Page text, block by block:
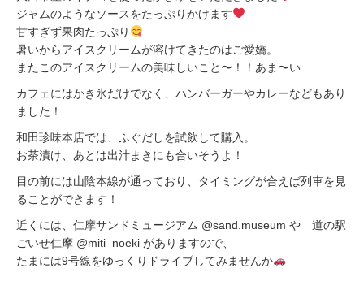
ジャムのようなソースをたっぷりかけます
甘すぎず果肉たっぷり
暑いからアイスクリームが溶けてきたのはご愛嬌。
またこのアイスクリームの美味しいこと〜！！あま〜い
カフェにはかき氷だけでなく、ハンバーガーやカレーなどもあり
ました！
和田珍味本店では、ふぐだしを試飲して購入。
お茶漬け、あとは出汁まきにも合いそうよ！
目の前には山陰本線が通っており、タイミングが合えば列車を見
ることができます！
近くには、仁摩サンドミュージアム @sand.museum や 道の駅
ごいせ仁摩 @miti_noeki がありますので、
たまには9号線をゆっくりドライブしてみませんか